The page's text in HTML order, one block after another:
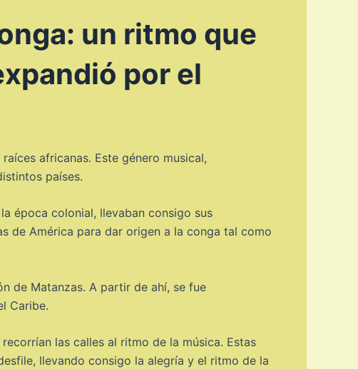
un ritmo que
por el
africanas. Este género musical,
países.
época colonial, llevaban consigo sus
de América para dar origen a la conga tal como
de Matanzas. A partir de ahí, se fue
Caribe.
las calles al ritmo de la música. Estas
llevando consigo la alegría y el ritmo de la